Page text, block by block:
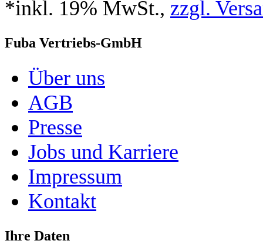
*inkl. 19% MwSt., zzgl.
Fuba Vertriebs-GmbH
Über uns
AGB
Presse
Jobs und Karriere
Impressum
Kontakt
Ihre Daten